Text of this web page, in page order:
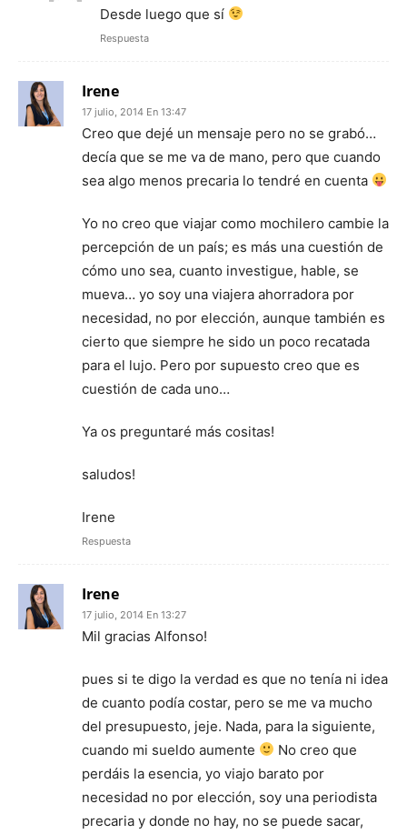
Desde luego que sí
Respuesta
Irene
17 julio, 2014 En 13:47
Creo que dejé un mensaje pero no se grabó…
decía que se me va de mano, pero que cuando
sea algo menos precaria lo tendré en cuenta
Yo no creo que viajar como mochilero cambie la
percepción de un país; es más una cuestión de
cómo uno sea, cuanto investigue, hable, se
mueva… yo soy una viajera ahorradora por
necesidad, no por elección, aunque también es
cierto que siempre he sido un poco recatada
para el lujo. Pero por supuesto creo que es
cuestión de cada uno…
Ya os preguntaré más cositas!
saludos!
Irene
Respuesta
Irene
17 julio, 2014 En 13:27
Mil gracias Alfonso!
pues si te digo la verdad es que no tenía ni idea
de cuanto podía costar, pero se me va mucho
del presupuesto, jeje. Nada, para la siguiente,
cuando mi sueldo aumente
No creo que
perdáis la esencia, yo viajo barato por
necesidad no por elección, soy una periodista
precaria y donde no hay, no se puede sacar,